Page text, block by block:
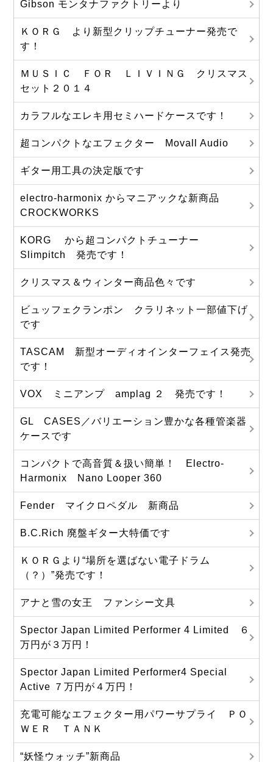
Gibson モンタナファクトリーより
ＫＯＲＧ より新型クリップチューナー発売で
す！
ＭＵＳＩＣ ＦＯＲ ＬＩＶＩＮＧ クリスマス
セット２０１４
カラフルなエレキ用セミハードケースです！
超コンパクトなエフェクター Movall Audio
ギター用工具の決定版です
electro-harmonix からマニアックな新商品
CROCKWORKS
KORG から超コンパクトチューナー
Slimpitch 発売です！
クリスマス＆ウィンター商品色々です
ビュッフェクランポン クラリネット一部値下げ
です
TASCAM 新型オーディオインターフェイス発売
です！
VOX ミニアンプ amplag ２ 発売です！
GL CASES／バリエーション豊かな各種管楽器
ケースです
コンパクトで高音質＆扱い簡単！ Electro-
Harmonix Nano Looper 360
Fender マイクロペダル 新商品
B.C.Rich 廃盤ギター大特価です
ＫＯＲＧより“場所を選ばない電子ドラム
（？）”発売です！
アナと雪の女王 ファンシー文具
Spector Japan Limited Performer 4 Limited ６
万円が３万円！
Spector Japan Limited Performer4 Special
Active ７万円が４万円！
充電可能なエフェクター用パワーサプライ ＰＯ
ＷＥＲ ＴＡＮＫ
“妖怪ウォッチ”新商品